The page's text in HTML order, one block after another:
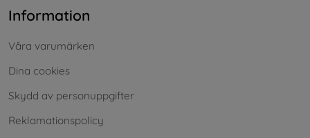
Information
Våra varumärken
Dina cookies
Skydd av personuppgifter
Reklamationspolicy